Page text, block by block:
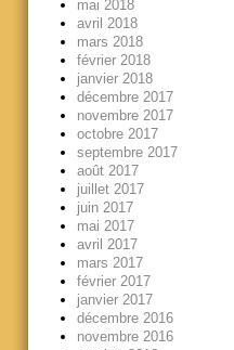
mai 2018
avril 2018
mars 2018
février 2018
janvier 2018
décembre 2017
novembre 2017
octobre 2017
septembre 2017
août 2017
juillet 2017
juin 2017
mai 2017
avril 2017
mars 2017
février 2017
janvier 2017
décembre 2016
novembre 2016